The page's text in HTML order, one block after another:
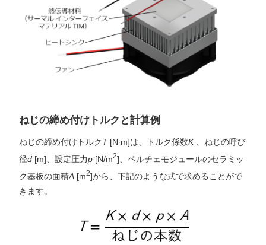
ねじの締め付けトルクと計算例
ねじの締め付けトルクT[N∙m]は、トルク係数K、ねじの呼び
径d [m]、設定圧力p [N/m2]、ペルチェモジュールのセラミッ
ク基板の面積A [m2]から、下記のような式で求めることがで
きます。